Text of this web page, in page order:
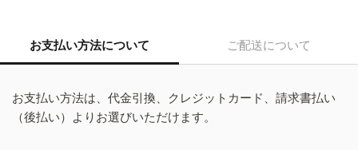
お支払い方法について ご配送について
お支払い方法は、代金引換、クレジットカード、請求書払い
（後払い）よりお選びいただけます。